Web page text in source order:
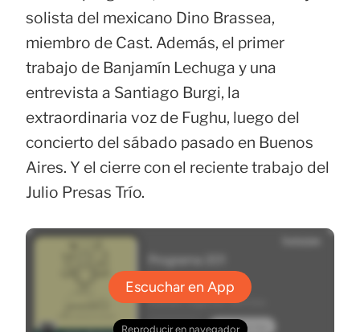
solista del mexicano Dino Brassea,
miembro de Cast. Además, el primer
trabajo de Banjamín Lechuga y una
entrevista a Santiago Burgi, la
extraordinaria voz de Fughu, luego del
concierto del sábado pasado en Buenos
Aires. Y el cierre con el reciente trabajo del
Julio Presas Trío.